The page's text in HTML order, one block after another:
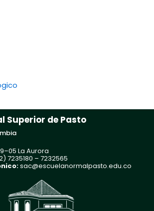
Superior de Pasto
La Aurora
7235180 – 7232565
sac@escuelanormalpasto.edu.co